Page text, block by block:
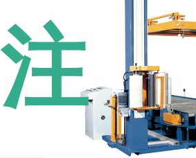
注